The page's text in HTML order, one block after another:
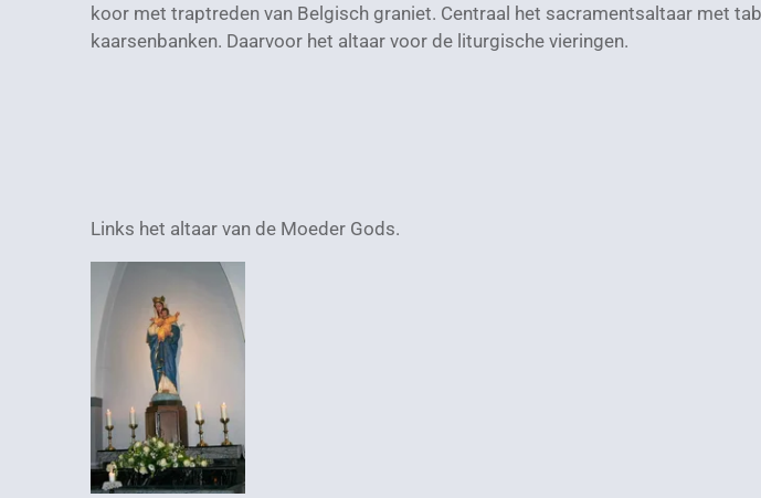
koor met traptreden van Belgisch graniet. Centraal het sacramentsaltaar met
kaarsenbanken. Daarvoor het altaar voor de liturgische vieringen.
Links het altaar van de Moeder Gods.